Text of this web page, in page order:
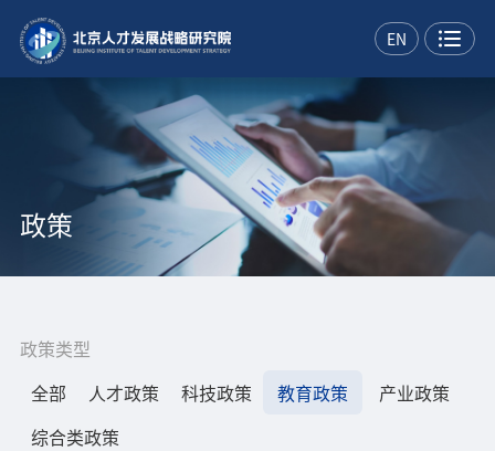
EN
政策
政策类型
全部
人才政策 科技政策 教育政策
产业政策
综合类政策